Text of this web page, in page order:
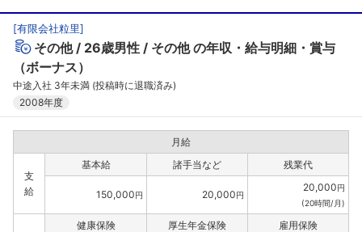
[有限会社粒里]
その他 26歳男性 その他 の年収・給与明細・賞与
（ボーナス）
中途入社 3年未満 (投稿時に退職済み)
2008年度
月給
支
給
基本給 諸手当など 残業代
150,000円 20,000円
20,000円
(20時間/月)
健康保険 厚生年金保険
雇用保険